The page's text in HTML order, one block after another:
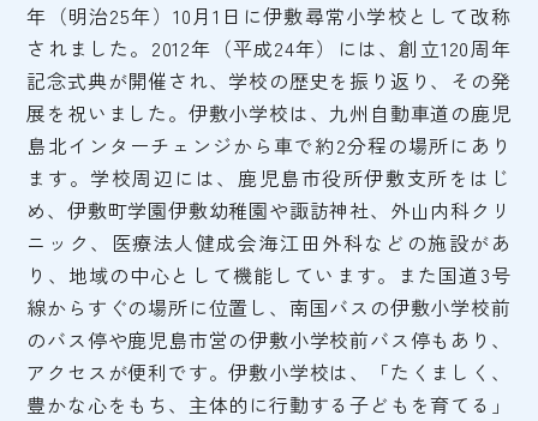
年（明治25年）10月1日に伊敷尋常小学校として改称
されました。2012年（平成24年）には、創立120周年
記念式典が開催され、学校の歴史を振り返り、その発
展を祝いました。伊敷小学校は、九州自動車道の鹿児
島北インターチェンジから車で約2分程の場所にあり
ます。学校周辺には、鹿児島市役所伊敷支所をはじ
め、伊敷町学園伊敷幼稚園や諏訪神社、外山内科クリ
ニック、医療法人健成会海江田外科などの施設があ
り、地域の中心として機能しています。また国道3号
線からすぐの場所に位置し、南国バスの伊敷小学校前
のバス停や鹿児島市営の伊敷小学校前バス停もあり、
アクセスが便利です。伊敷小学校は、「たくましく、
豊かな心をもち、主体的に行動する子どもを育てる」